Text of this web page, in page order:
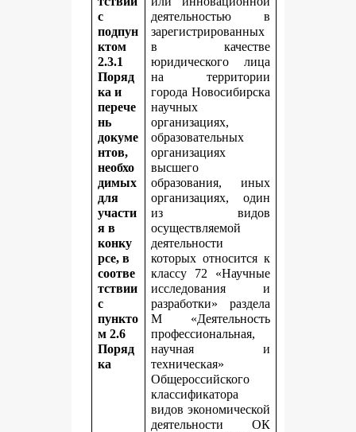
с
подпун
ктом
2.3.1
Поряд
ка и
перече
нь
докуме
нтов,
необхо
димых
для
участи
я в
конку
рсе, в
соотве
тствии
с
пункто
м 2.6
Поряд
ка
деятельностью в
зарегистрированных
в качестве
юридического лица
на территории
города Новосибирска
научных
организациях,
образовательных
организациях
высшего
образования, иных
организациях, один
из видов
осуществляемой
деятельности
которых относится к
классу 72 «Научные
исследования и
разработки» раздела
M «Деятельность
профессиональная,
научная и
техническая»
Общероссийского
классификатора
видов экономической
деятельности ОК